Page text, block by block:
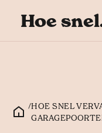
Hoe
/HOE SNEL